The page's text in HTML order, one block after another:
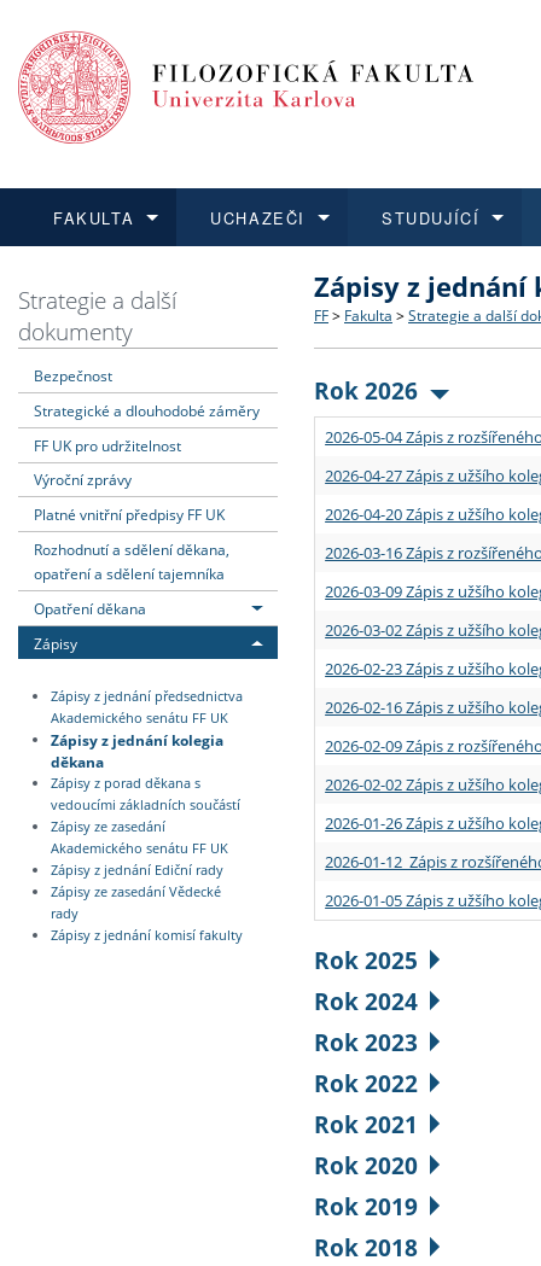
FAKULTA
Dozvědět se více
Struktura a historie
Strategie a další
Podpora a benefity pro
Absolventi fakulty
UCHAZEČI
Podat přihlášku
Co studovat a jak se
Učitelské studijní
Informace k průběhu
STUDUJÍCÍ
Dozvědět se více
Bakalářské a magisterské
Doktorské studium
Rigorózní řízení
Dozvědět se více
O vědě a výzkumu na FF
Akademické kvalifikace
Granty a projekty
Dozvědět se více
Aktuální nabídky a
Vyjíždějící studenti
Přijíždějící studenti
Vyjíždějící zaměstnanci
Strategie a další
dokumenty
Bezpečnost
Strategické a dlouhodobé záměry
FF UK pro udržitelnost
Výroční zprávy
Platné vnitřní předpisy FF UK
Rozhodnutí a sdělení děkana,
opatření a sdělení tajemníka
Opatření děkana
Zápisy
Zápisy z jednání předsednictva
Akademického senátu FF UK
Zápisy z jednání kolegia
děkana
Zápisy z porad děkana s
vedoucími základních součástí
Zápisy ze zasedání
Akademického senátu FF UK
Zápisy z jednání Ediční rady
Zápisy ze zasedání Vědecké
rady
Zápisy z jednání komisí fakulty
Zápisy z jednání
FF > Fakulta > Strategie a další
Rok 2026
2026-05-04 Zápis z
2026-04-27 Zápis z užšího
2026-04-20 Zápis z užšího
2026-03-16 Zápis z
2026-03-09 Zápis z užšího
2026-03-02 Zápis z užšího
2026-02-23 Zápis z užšího
2026-02-16 Zápis z užšího
2026-02-09 Zápis z
2026-02-02 Zápis z užšího
2026-01-26 Zápis z užšího
2026-01-12 Zápis z
2026-01-05 Zápis z užšího
Rok 2025
Rok 2024
Rok 2023
Rok 2022
Rok 2021
Rok 2020
Rok 2019
Rok 2018